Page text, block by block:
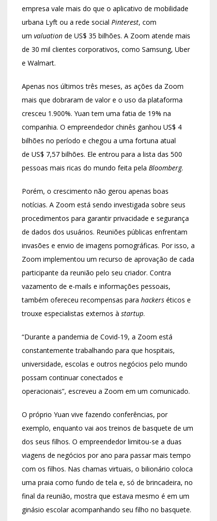
empresa vale mais do que o aplicativo de mobilidade
urbana Lyft ou a rede social Pinterest, com
um valuation de US$ 35 bilhões. A Zoom atende mais
de 30 mil clientes corporativos, como Samsung, Uber
e Walmart.
Apenas nos últimos três meses, as ações da Zoom
mais que dobraram de valor e o uso da plataforma
cresceu 1.900%. Yuan tem uma fatia de 19% na
companhia. O empreendedor chinês ganhou US$ 4
bilhões no período e chegou a uma fortuna atual
de US$ 7,57 bilhões. Ele entrou para a lista das 500
pessoas mais ricas do mundo feita pela Bloomberg.
Porém, o crescimento não gerou apenas boas
notícias. A Zoom está sendo investigada sobre seus
procedimentos para garantir privacidade e segurança
de dados dos usuários. Reuniões públicas enfrentam
invasões e envio de imagens pornográficas. Por isso, a
Zoom implementou um recurso de aprovação de cada
participante da reunião pelo seu criador. Contra
vazamento de e-mails e informações pessoais,
também ofereceu recompensas para hackers éticos e
trouxe especialistas externos à startup.
“Durante a pandemia de Covid-19, a Zoom está
constantemente trabalhando para que hospitais,
universidade, escolas e outros negócios pelo mundo
possam continuar conectados e
operacionais”, escreveu a Zoom em um comunicado.
O próprio Yuan vive fazendo conferências, por
exemplo, enquanto vai aos treinos de basquete de um
dos seus filhos. O empreendedor limitou-se a duas
viagens de negócios por ano para passar mais tempo
com os filhos. Nas chamas virtuais, o bilionário coloca
uma praia como fundo de tela e, só de brincadeira, no
final da reunião, mostra que estava mesmo é em um
ginásio escolar acompanhando seu filho no basquete.